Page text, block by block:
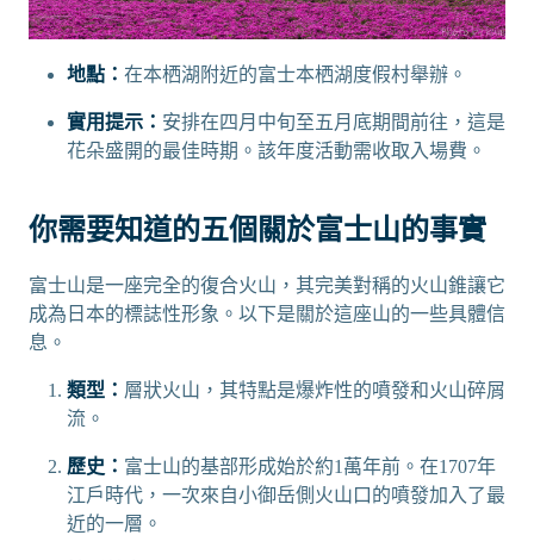
地點： 在本栖湖附近的富士本栖湖度假村舉辦。
實用提示： 安排在四月中旬至五月底期間前往，這是
花朵盛開的最佳時期。該年度活動需收取入場費。
你需要知道的五個關於富士山的事實
富士山是一座完全的復合火山，其完美對稱的火山錐讓它
成為日本的標誌性形象。以下是關於這座山的一些具體信
息。
類型： 層狀火山，其特點是爆炸性的噴發和火山碎屑
流。
歷史： 富士山的基部形成始於約1萬年前。在1707年
江戶時代，一次來自小御岳側火山口的噴發加入了最
近的一層。